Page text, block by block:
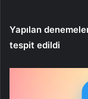
Yapılan
tespit edildi